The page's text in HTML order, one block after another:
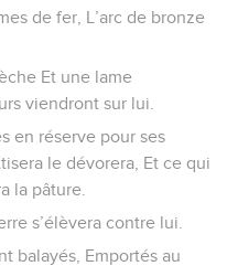
de fer, L’arc de bronze
Et une lame
viendront sur lui.
en réserve pour ses
le dévorera, Et ce qui
la pâture.
s’élèvera contre lui.
balayés, Emportés au